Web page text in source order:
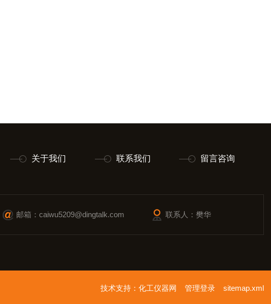
关于我们 联系我们 留言咨询
邮箱：caiwu5209@dingtalk.com 联系人：樊华
技术支持： 化工仪器网 管理登录 sitemap.xml